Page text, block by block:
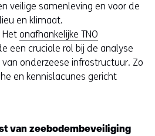
veilige samenleving en voor de
en klimaat.
Het onafhankelijke TNO
een cruciale rol bij de analyse
onderzeese infrastructuur. Zo
en kennislacunes gericht
van zeebodembeveiliging